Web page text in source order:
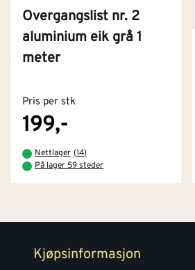
Overgangslist nr. 2
aluminium eik grå 1
meter
Pris per stk
199,-
Nettlager (14)
På lager 59 steder
Kjøpsinformasjon
Kjøpsbetingelser
Retur- og angrerettsskjema
Tjenester
Montér Klubb
Byggevarehus og åpningstider
Prismatch